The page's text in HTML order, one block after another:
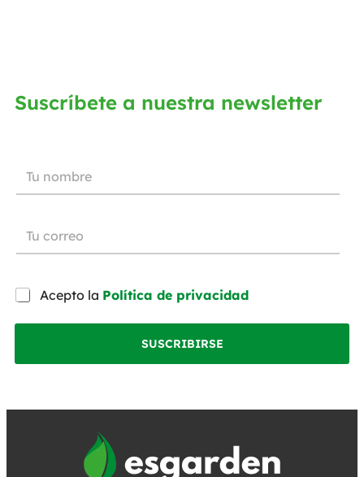
Suscríbete a nuestra newsletter
Acepto la Política de privacidad
SUSCRIBIRSE